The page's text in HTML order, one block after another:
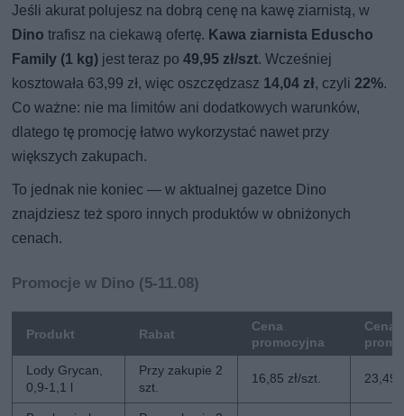
Jeśli akurat polujesz na dobrą cenę na kawę ziarnistą, w
Dino trafisz na ciekawą ofertę. Kawa ziarnista Eduscho
Family (1 kg) jest teraz po49,95 zł/szt. Wcześniej
kosztowała 63,99 zł, więc oszczędzasz 14,04 zł, czyli22%.
Co ważne: nie ma limitów ani dodatkowych warunków,
dlatego tę promocję łatwo wykorzystać nawet przy
większych zakupach.
To jednak nie koniec — w aktualnej gazetce Dino
znajdziesz też sporo innych produktów w obniżonych
cenach.
Promocje w Dino (5-11.08)
Produkt Rabat
Cena
promocyjna
Cena
Lody Grycan,
0,9-1,1 l
Przy zakupie 2
szt.
16,85 zł/szt. 23,49